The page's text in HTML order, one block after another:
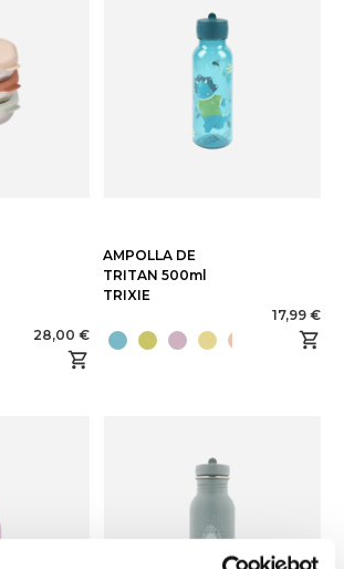
28,00 €
AMPOLLA DE
TRITAN 500ml
TRIXIE
17,99 €